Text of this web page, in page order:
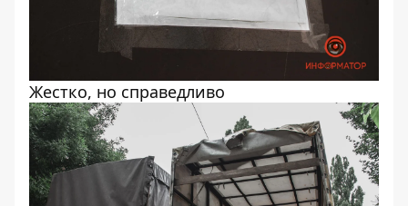
Жестко, но справедливо